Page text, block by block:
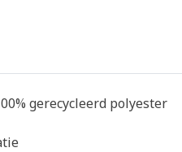
gerecycleerd polyester